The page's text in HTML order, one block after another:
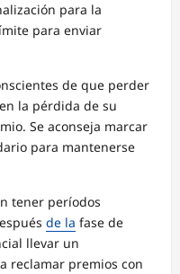
para la
para enviar
de que perder
la pérdida de su
Se aconseja marcar
para mantenerse
tener períodos
de la fase de
llevar un
reclamar premios con